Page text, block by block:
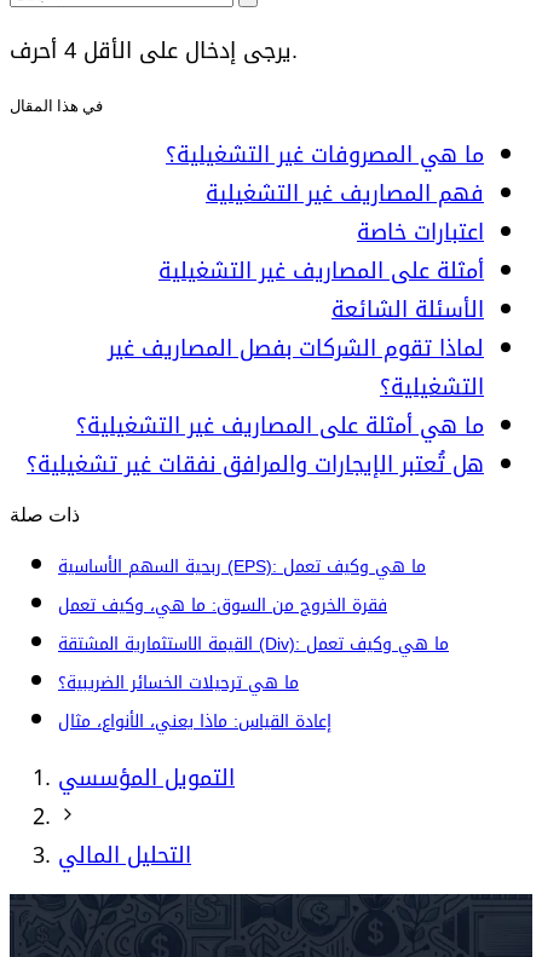
يرجى إدخال على الأقل 4 أحرف.
في هذا المقال
ما هي المصروفات غير التشغيلية؟
فهم المصاريف غير التشغيلية
اعتبارات خاصة
أمثلة على المصاريف غير التشغيلية
الأسئلة الشائعة
لماذا تقوم الشركات بفصل المصاريف غير
التشغيلية؟
ما هي أمثلة على المصاريف غير التشغيلية؟
هل تُعتبر الإيجارات والمرافق نفقات غير تشغيلية؟
ذات صلة
ربحية السهم الأساسية (EPS): ما هي وكيف تعمل
فقرة الخروج من السوق: ما هي، وكيف تعمل
القيمة الاستثمارية المشتقة (Div): ما هي وكيف تعمل
ما هي ترحيلات الخسائر الضريبية؟
إعادة القياس: ماذا يعني، الأنواع، مثال
التمويل المؤسسي
التحليل المالي